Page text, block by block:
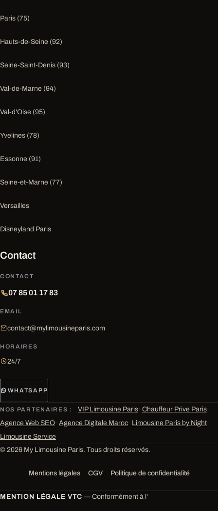
Paris (75)
Hauts-de-Seine (92)
Seine-Saint-Denis (93)
Val-de-Marne (94)
Val-d'Oise (95)
Yvelines (78)
Essonne (91)
Seine-et-Marne (77)
Versailles
Disneyland Paris
Contact
CONTACT
07 85 01 17 83
EMAIL
contact@mylimousineparis.com
HORAIRES
24/7
WHATSAPP
NOS PARTENAIRES : VIP Limousine Paris· Chauffeur Prive Paris·
Agence Web SEO· Agence Digitale Maroc· Limousine Paris by Night·
Limousine Service
© 2026 My Limousine Paris. Tous droits réservés.
Mentions légales CGV Politique de confidentialité
MENTION LÉGALE VTC — Conformément à l'